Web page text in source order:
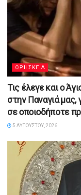
ΘΡΗΣΚΕΙΑ
Τις έλεγε και ο
στην Παναγιά μας,
σε οποιοδήποτε
5 ΑΥΓΟΎΣΤΟΥ, 2026